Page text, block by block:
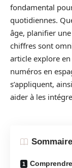
fondamental
quotidiennes.
âge, planifier
chiffres sont
article explore
numéros en
s’appliquent,
aider à les
Sommaire